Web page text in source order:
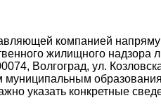
компанией
жилищного
Волгоград, ул.
указать конкретные